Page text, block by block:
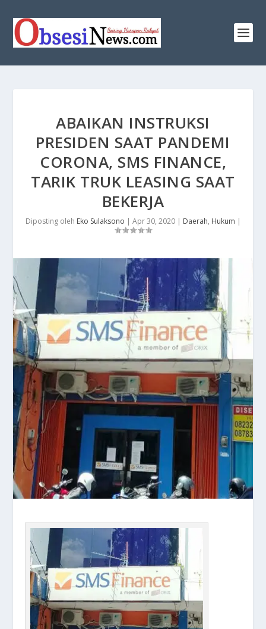
ABAIKAN INSTRUKSI
PRESIDEN SAAT PANDEMI
CORONA, SMS FINANCE,
TARIK TRUK LEASING SAAT
BEKERJA
Diposting oleh Eko Sulaksono | Apr 30, 2020| Daerah, Hukum |